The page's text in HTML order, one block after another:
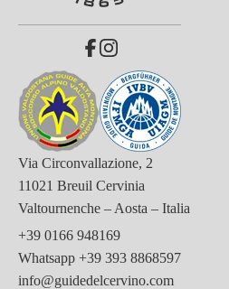
Via Circonvallazione, 2
11021 Breuil Cervinia
Valtournenche – Aosta – Italia
+39 0166 948169
Whatsapp +39 393 8868597
info@guidedelcervino.com